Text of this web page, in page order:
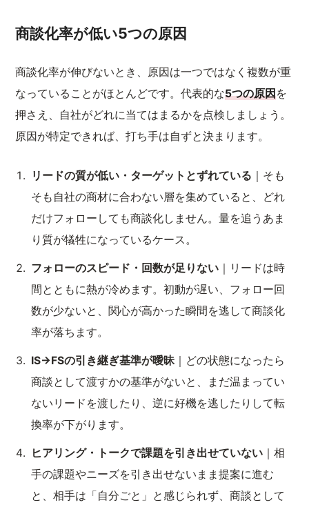
商談化率が低い5つの原因
商談化率が伸びないとき、原因は一つではなく複数が重
なっていることがほとんどです。代表的な5つの原因を
押さえ、自社がどれに当てはまるかを点検しましょう。
原因が特定できれば、打ち手は自ずと決まります。
リードの質が低い・ターゲットとずれている ｜そも
そも自社の商材に合わない層を集めていると、どれ
だけフォローしても商談化しません。量を追うあま
り質が犠牲になっているケース。
フォローのスピード・回数が足りない ｜リードは時
間とともに熱が冷めます。初動が遅い、フォロー回
数が少ないと、関心が高かった瞬間を逃して商談化
率が落ちます。
IS→FSの引き継ぎ基準が曖昧 ｜どの状態になったら
商談として渡すかの基準がないと、まだ温まってい
ないリードを渡したり、逆に好機を逃したりして転
換率が下がります。
ヒアリング・トークで課題を引き出せていない ｜相
手の課題やニーズを引き出せないまま提案に進む
と、相手は「自分ごと」と感じられず、商談として